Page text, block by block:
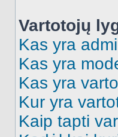
Vartotojų
Kas yra
Kas yra
Kas yra
Kur yra
Kaip tapti